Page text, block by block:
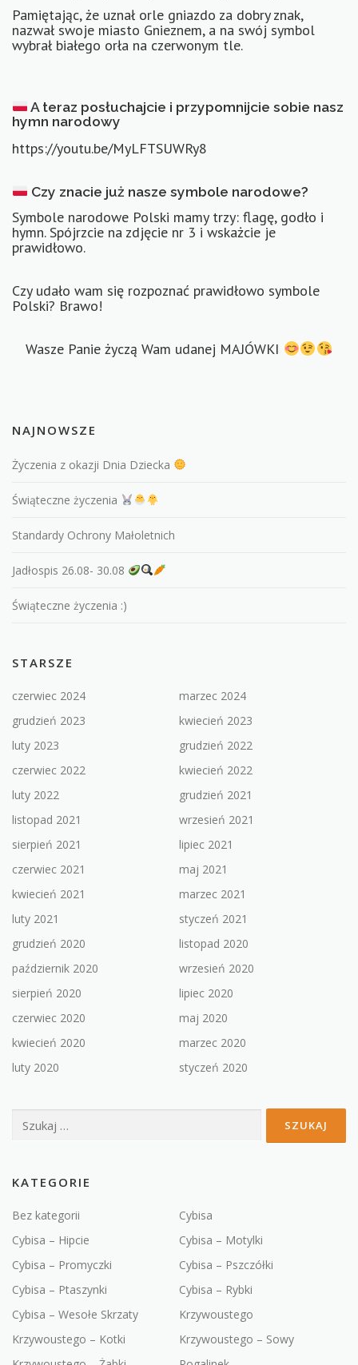
Pamiętając, że uznał orle gniazdo za dobry znak,
nazwał swoje miasto Gnieznem, a na swój symbol
wybrał białego orła na czerwonym tle.
A teraz posłuchajcie i przypomnijcie sobie nasz
hymn narodowy
https://youtu.be/MyLFTSUWRy8
Czy znacie już nasze symbole narodowe?
Symbole narodowe Polski mamy trzy: flagę, godło i
hymn. Spójrzcie na zdjęcie nr 3 i wskażcie je
prawidłowo.
Czy udało wam się rozpoznać prawidłowo symbole
Polski? Brawo!
Wasze Panie życzą Wam udanej MAJÓWKI
NAJNOWSZE
Życzenia z okazji Dnia Dziecka
Świąteczne życzenia
Standardy Ochrony Małoletnich
Jadłospis 26.08- 30.08
Świąteczne życzenia :)
STARSZE
czerwiec 2024
marzec 2024
grudzień 2023
kwiecień 2023
luty 2023
grudzień 2022
czerwiec 2022
kwiecień 2022
luty 2022
grudzień 2021
listopad 2021
wrzesień 2021
sierpień 2021
lipiec 2021
czerwiec 2021
maj 2021
kwiecień 2021
marzec 2021
luty 2021
styczeń 2021
grudzień 2020
listopad 2020
październik 2020
wrzesień 2020
sierpień 2020
lipiec 2020
czerwiec 2020
maj 2020
kwiecień 2020
marzec 2020
luty 2020
styczeń 2020
Szukaj:
KATEGORIE
Bez kategorii
Cybisa
Cybisa – Hipcie
Cybisa – Motylki
Cybisa – Promyczki
Cybisa – Pszczółki
Cybisa – Ptaszynki
Cybisa – Rybki
Cybisa – Wesołe Skrzaty
Krzywoustego
Krzywoustego – Kotki
Krzywoustego – Sowy